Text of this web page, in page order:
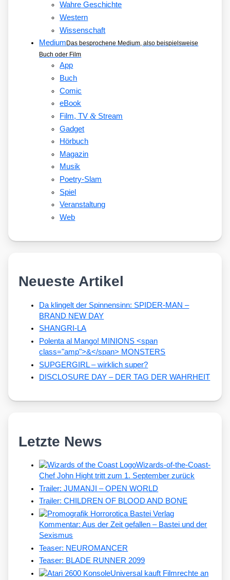
Wahre Geschichte
Western
Wissenschaft
Medium Das besprochene Medium, also beispielsweise
Buch oder Film
App
Buch
Comic
eBook
Film, TV&Stream
Gadget
Hörbuch
Magazin
Musik
Poetry-Slam
Spiel
Veranstaltung
Web
Neueste Artikel
Da klingelt der Spinnensinn: SPIDER-MAN –
BRAND NEW DAY
SHANGRI-LA
Polenta al Mango! MINIONS <span
class="amp">&</span> MONSTERS
SUPGERGIRL – wirklich super?
DISCLOSURE DAY – DER TAG DER WAHRHEIT
Letzte News
Wizards-of-the-Coast-
Chef John Hight tritt zum 1. September zurück
Trailer: JUMANJI – OPEN WORLD
Trailer: CHILDREN OF BLOOD AND BONE
Kommentar: Aus der Zeit gefallen – Bastei und der
Sexismus
Teaser: NEUROMANCER
Teaser: BLADE RUNNER 2099
Universal kauft Filmrechte an